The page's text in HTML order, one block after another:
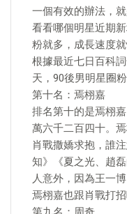
一個有效的辦法，
看看哪個明星近期
粉就多，成長速度就
根據最近七日百科
天，90後男明星圈
第十名：焉栩嘉
排名第十的是焉栩
萬六千二百四十。
肖戰撒嬌求抱，誰
知》《夏之光、趙
人意外，因為王一
焉栩嘉也跟肖戰打